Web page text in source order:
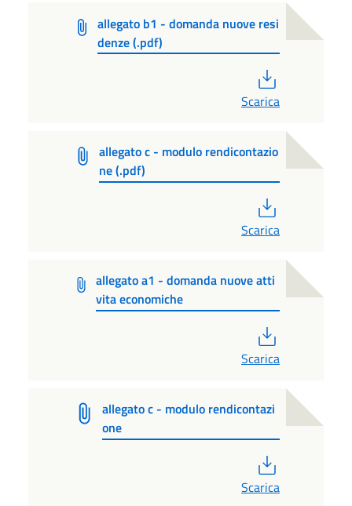
allegato b1 - domanda nuove resi
denze (.pdf)
Scarica
allegato c - modulo rendicontazio
ne (.pdf)
Scarica
allegato a1 - domanda nuove atti
vita economiche
Scarica
allegato c - modulo rendicontazi
one
Scarica